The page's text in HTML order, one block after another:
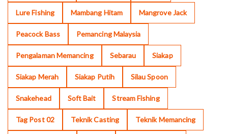
Lure Fishing Mambang Hitam Mangrove Jack
Peacock Bass Pemancing Malaysia
Pengalaman Memancing Sebarau Siakap
Siakap Merah Siakap Putih Silau Spoon
Snakehead Soft Bait Stream Fishing
Tag Post 02 Teknik Casting Teknik Memancing